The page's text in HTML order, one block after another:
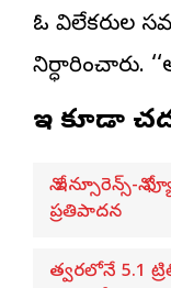
ఓ విలేకరుల
నిర్ధారించారు.
ఇవి కూడా
నో ఇన్సూరెన్స్-నో
ప్రతిపాదన
త్వరలోనే 5.1